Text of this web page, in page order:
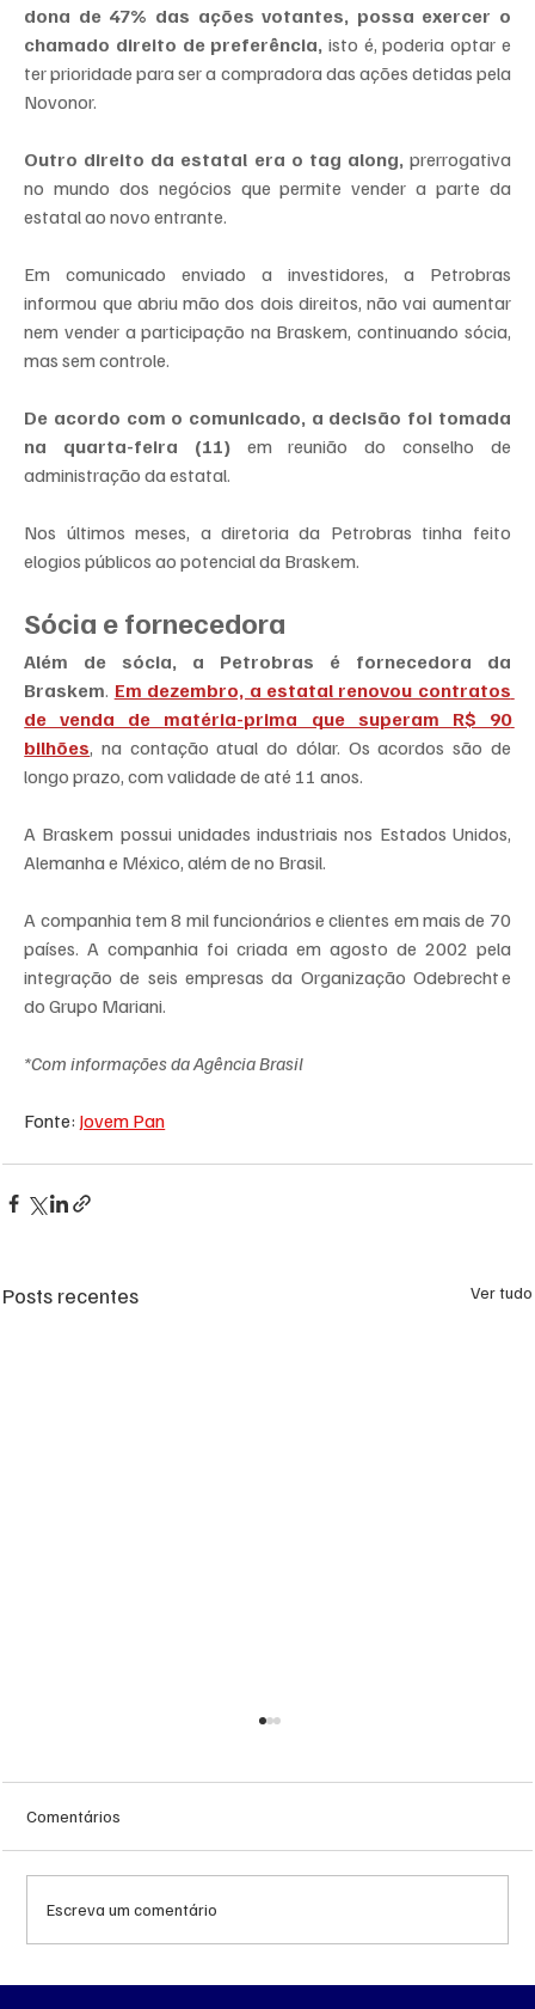
dona de 47% das ações votantes, possa exercer o
chamado direito de preferência, isto é, poderia optar e
ter prioridade para ser a compradora das ações detidas pela
Novonor.
Outro direito da estatal era o tag along, prerrogativa
no mundo dos negócios que permite vender a parte da
estatal ao novo entrante.
Em comunicado enviado a investidores, a Petrobras
informou que abriu mão dos dois direitos, não vai aumentar
nem vender a participação na Braskem, continuando sócia,
mas sem controle.
De acordo com o comunicado, a decisão foi tomada
na quarta-feira (11) em reunião do conselho de
administração da estatal.
Nos últimos meses, a diretoria da Petrobras tinha feito
elogios públicos ao potencial da Braskem.
Sócia e fornecedora
Além de sócia, a Petrobras é fornecedora da
Braskem. Em dezembro, a estatal renovou contratos
de venda de matéria-prima que superam R$ 90
bilhões, na contação atual do dólar. Os acordos são de
longo prazo, com validade de até 11 anos.
A Braskem possui unidades industriais nos Estados Unidos,
Alemanha e México, além de no Brasil.
A companhia tem 8 mil funcionários e clientes em mais de 70
países. A companhia foi criada em agosto de 2002 pela
integração de seis empresas da Organização Odebrecht e
do Grupo Mariani.
*Com informações da Agência Brasil
Fonte: Jovem Pan
Posts recentes Ver tudo
Comentários
Escreva um comentário